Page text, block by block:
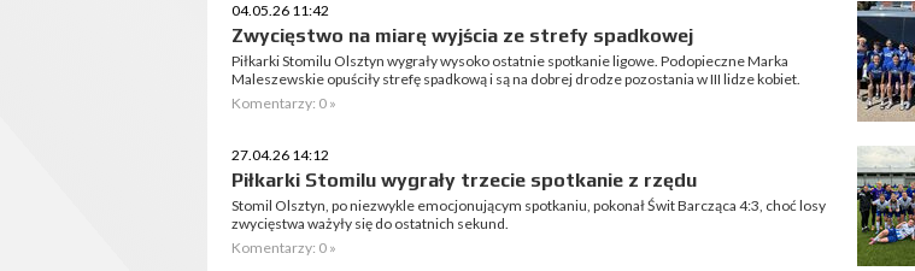
04.05.26 11:42
Zwycięstwo na miarę wyjścia ze strefy spadkowej
Piłkarki Stomilu Olsztyn wygrały wysoko ostatnie spotkanie ligowe. Podopieczne Marka
Maleszewskie opuściły strefę spadkową i są na dobrej drodze pozostania w III lidze kobiet.
Komentarzy: 0 »
27.04.26 14:12
Piłkarki Stomilu wygrały trzecie spotkanie z rzędu
Stomil Olsztyn, po niezwykle emocjonującym spotkaniu, pokonał Świt Barcząca 4:3, choć losy
zwycięstwa ważyły się do ostatnich sekund.
Komentarzy: 0 »